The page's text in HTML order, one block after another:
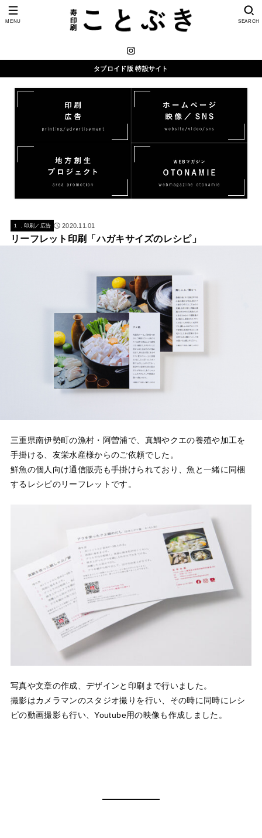
SEARCH
MENU
タブロイド版 特設サイト
１．印刷／広告 2020.11.01
リーフレット印刷「ハガキサイズのレシピ」
三重県南伊勢町の漁村・阿曽浦で、真鯛やクエの養殖や加工を
手掛ける、友栄水産様からのご依頼でした。
鮮魚の個人向け通信販売も手掛けられており、魚と一緒に同梱
するレシピのリーフレットです。
写真や文章の作成、デザインと印刷まで行いました。
撮影はカメラマンのスタジオ撮りを行い、その時に同時にレシ
ピの動画撮影も行い、Youtube用の映像も作成しました。